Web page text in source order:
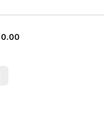
0.00